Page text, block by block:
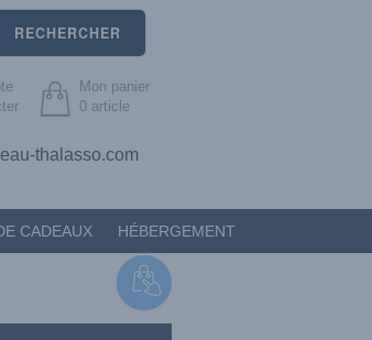
CADEAUX HÉBERGEMENT
thalasso.com
RECHERCHER
Mon panier
0 article